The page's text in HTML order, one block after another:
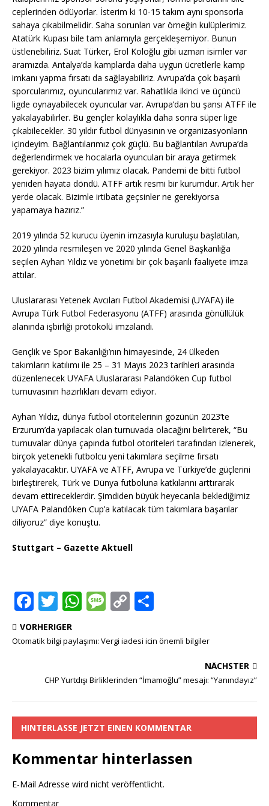
ceplerinden ödüyorlar. İsterim ki 10-15 takım aynı sponsorla
sahaya çıkabilmelidir. Saha sorunları var örneğin kulüplerimiz.
Atatürk Kupası bile tam anlamıyla gerçekleşemiyor. Bunun
üstlenebiliriz. Suat Türker, Erol Koloğlu gibi uzman isimler var
aramızda. Antalya’da kamplarda daha uygun ücretlerle kamp
imkanı yapma fırsatı da sağlayabiliriz. Avrupa’da çok başarılı
sporcularımız, oyuncularımız var. Rahatlıkla ikinci ve üçüncü
ligde oynayabilecek oyuncular var. Avrupa’dan bu şansı ATFF ile
yakalayabilirler. Bu gençler kolaylıkla daha sonra süper lige
çıkabilecekler. 30 yıldır futbol dünyasının ve organizasyonların
içindeyim. Bağlantılarımız çok güçlü. Bu bağlantıları Avrupa’da
değerlendirmek ve hocalarla oyuncuları bir araya getirmek
gerekiyor. 2023 bizim yılımız olacak. Pandemi de bitti futbol
yeniden hayata döndü. ATFF artık resmi bir kurumdur. Artık her
yerde olacak. Bizimle irtibata geçsinler ne gerekiyorsa
yapamaya hazırız.”
2019 yılında 52 kurucu üyenin imzasıyla kuruluşu başlatılan,
2020 yılında resmileşen ve 2020 yılında Genel Başkanlığa
seçilen Ayhan Yıldız ve yönetimi bir çok başarılı faaliyete imza
attılar.
Uluslararası Yetenek Avcıları Futbol Akademisi (UYAFA) ile
Avrupa Türk Futbol Federasyonu (ATFF) arasında gönüllülük
alanında işbirliği protokolü imzalandı.
Gençlik ve Spor Bakanlığı’nın himayesinde, 24 ülkeden
takımların katılımı ile 25 – 31 Mayıs 2023 tarihleri arasında
düzenlenecek UYAFA Uluslararası Palandöken Cup futbol
turnuvasının hazırlıkları devam ediyor.
Ayhan Yıldız, dünya futbol otoritelerinin gözünün 2023’te
Erzurum’da yapılacak olan turnuvada olacağını belirterek, “Bu
turnuvalar dünya çapında futbol otoriteleri tarafından izlenerek,
birçok yetenekli futbolcu yeni takımlara seçilme fırsatı
yakalayacaktır. UYAFA ve ATFF, Avrupa ve Türkiye’de güçlerini
birleştirerek, Türk ve Dünya futboluna katkılarını arttırarak
devam ettireceklerdir. Şimdiden büyük heyecanla beklediğimiz
UYAFA Palandöken Cup’a katılacak tüm takımlara başarılar
diliyoruz” diye konuştu.
Stuttgart – Gazette Aktuell
F
a
c
b
o
k
T
w
it
r
W
at
A
p
M
ss
g
C
p
Li
k
le
VORHERIGER
Otomatik bilgi paylaşımı: Vergi iadesi icin önemli bilgiler
NÄCHSTER
CHP Yurtdışı Birliklerinden “İmamoğlu” mesajı: “Yanındayız”
HINTERLASSE JETZT EINEN KOMMENTAR
Kommentar hinterlassen
E-Mail Adresse wird nicht veröffentlicht.
Kommentar